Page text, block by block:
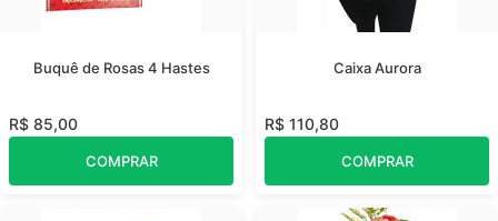
Buquê de Rosas 4 Hastes
R$ 85,00
COMPRAR
Caixa Aurora
R$ 110,80
COMPRAR